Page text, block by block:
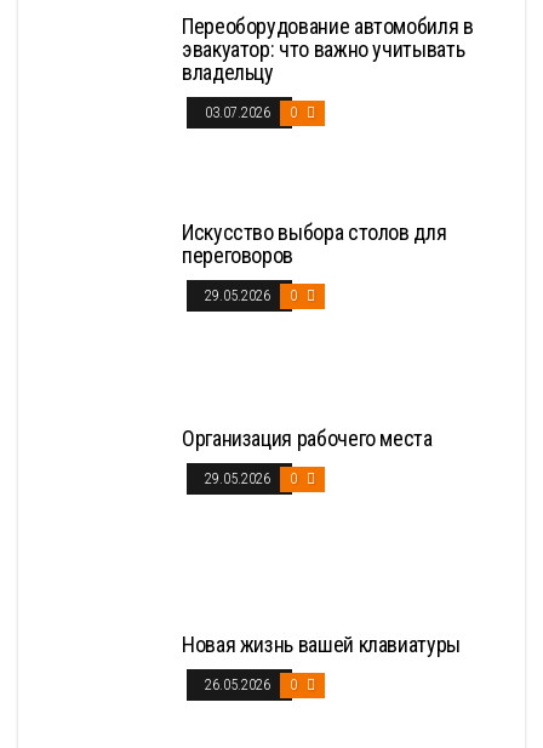
Переоборудование автомобиля в
эвакуатор: что важно учитывать
владельцу
03.07.2026 0
Искусство выбора столов для
переговоров
29.05.2026 0
Организация рабочего места
29.05.2026 0
Новая жизнь вашей клавиатуры
26.05.2026 0